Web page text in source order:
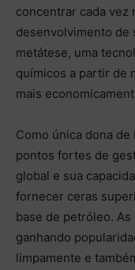
concentrar cada vez
desenvolvimento de
metátese, uma
químicos a partir de
mais
Como única dona de
pontos fortes de
global e sua
fornecer ceras
base de petróleo.
ganhando
limpamente e